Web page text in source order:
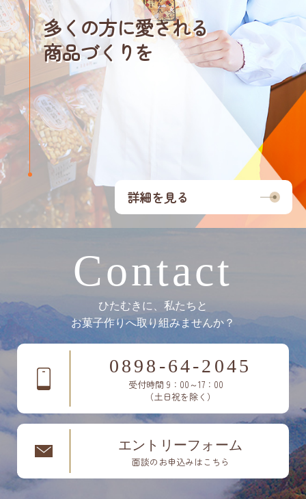
多くの方に愛される
商品づくりを
詳細を見る
Contact
ひたむきに、私たちと
お菓子作りへ取り組みませんか？
0898-64-2045
受付時間 9：00～17：00
（土日祝を除く）
エントリーフォーム
面談のお申込みはこちら